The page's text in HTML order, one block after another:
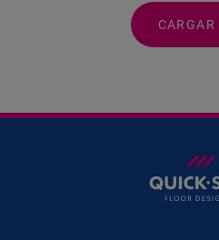
CARGAR